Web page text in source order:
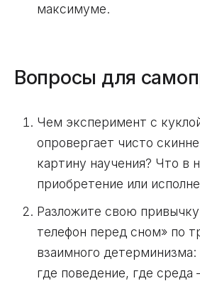
максимуме.
Вопросы для
Чем эксперимент с
опровергает чисто
картину научения? Что в
приобретение или
Разложите свою привычку
телефон перед сном» по
взаимного детерминизма:
где поведение, где среда